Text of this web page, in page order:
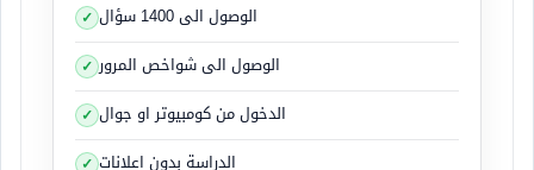
الوصول الى 1400 سؤال
الوصول الى شواخص المرور
الدخول من كومبيوتر او جوال
الدراسة بدون اعلانات